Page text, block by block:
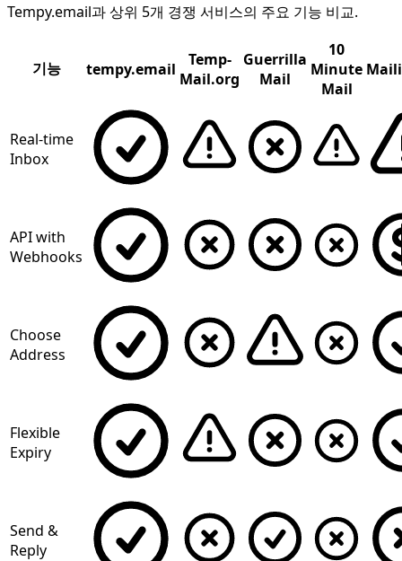
Tempy.email과 상위 5개 경쟁 서비스의 주요 기능 비교.
기능 tempy.email
Temp-
Mail.org
Guerrilla
Mail
10
Minute
Mail
Real-time
Inbox
API with
Webhooks
Choose
Address
Flexible
Expiry
Send &
Reply